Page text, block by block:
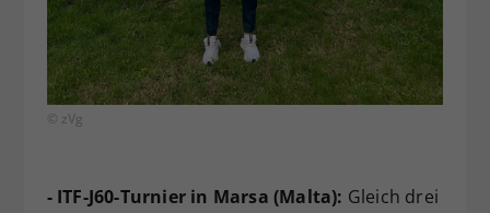
© zVg
- ITF-J60-Turnier in Marsa (Malta): Gleich drei